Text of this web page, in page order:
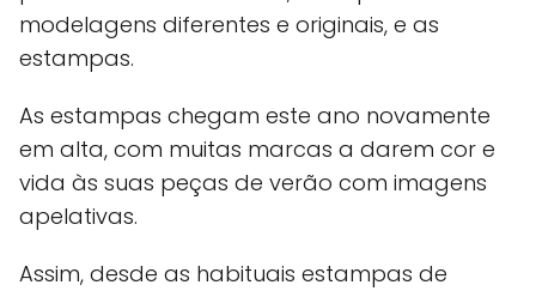
modelagens diferentes e originais, e as
estampas.
As estampas chegam este ano novamente
em alta, com muitas marcas a darem cor e
vida às suas peças de verão com imagens
apelativas.
Assim, desde as habituais estampas de